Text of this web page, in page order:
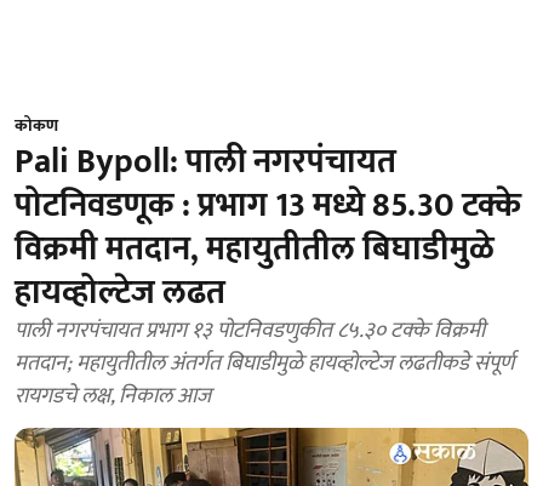
कोकण
Pali Bypoll: पाली नगरपंचायत
पोटनिवडणूक : प्रभाग 13 मध्ये 85.30 टक्के
विक्रमी मतदान, महायुतीतील बिघाडीमुळे
हायव्होल्टेज लढत
पाली नगरपंचायत प्रभाग १३ पोटनिवडणुकीत ८५.३० टक्के विक्रमी
मतदान; महायुतीतील अंतर्गत बिघाडीमुळे हायव्होल्टेज लढतीकडे संपूर्ण
रायगडचे लक्ष, निकाल आज